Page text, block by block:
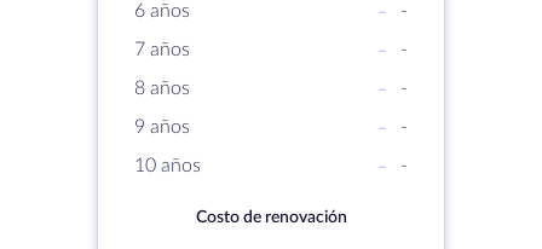
6 años
-
-
7 años
-
-
8 años
-
-
9 años
-
-
10 años
- -
Costo de renovación